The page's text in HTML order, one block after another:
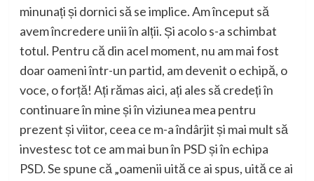
minunați și dornici să se implice. Am început să
avem încredere unii în alții. Și acolo s-a schimbat
totul. Pentru că din acel moment, nu am mai fost
doar oameni într-un partid, am devenit o echipă, o
voce, o forță! Ați rămas aici, ați ales să credeți în
continuare în mine și în viziunea mea pentru
prezent și viitor, ceea ce m-a îndârjit și mai mult să
investesc tot ce am mai bun în PSD și în echipa
PSD. Se spune că „oamenii uită ce ai spus, uită ce ai